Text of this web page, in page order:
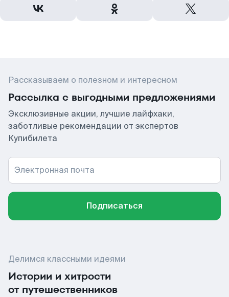
Рассказываем о полезном и интересном
Рассылка с выгодными предложениями
Эксклюзивные акции, лучшие лайфхаки,
заботливые рекомендации от экспертов
Купибилета
Электронная почта
Подписаться
Делимся классными идеями
Истории и хитрости
от путешественников